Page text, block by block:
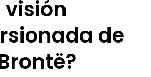
visión
de